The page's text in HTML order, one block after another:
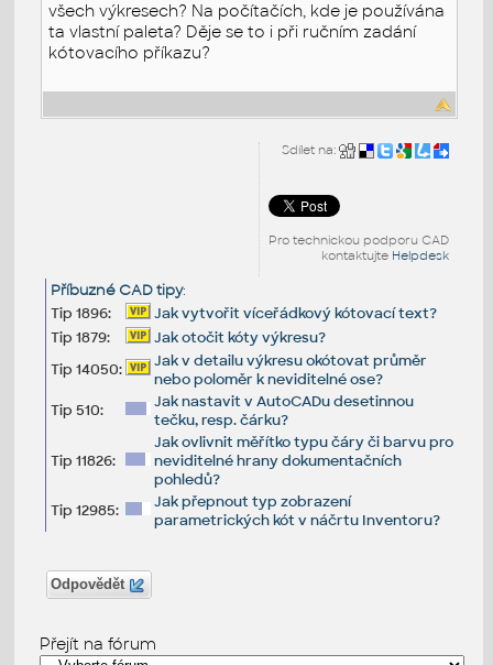
všech výkresech? Na počítačích, kde je používána
ta vlastní paleta? Děje se to i při ručním zadání
kótovacího příkazu?
Sdílet na:
Pro technickou podporu CAD
kontaktujte Helpdesk
Příbuzné CAD tipy:
Tip 1896:
Jak vytvořit víceřádkový kótovací text?
Tip 1879:
Jak otočit kóty výkresu?
Tip 14050:
Jak v detailu výkresu okótovat průměr
nebo poloměr k neviditelné ose?
Tip 510:
Jak nastavit v AutoCADu desetinnou
tečku, resp. čárku?
Tip 11826:
Jak ovlivnit měřítko typu čáry či barvu pro
neviditelné hrany dokumentačních
pohledů?
Tip 12985:
Jak přepnout typ zobrazení
parametrických kót v náčrtu Inventoru?
Odpovědět
Přejít na fórum